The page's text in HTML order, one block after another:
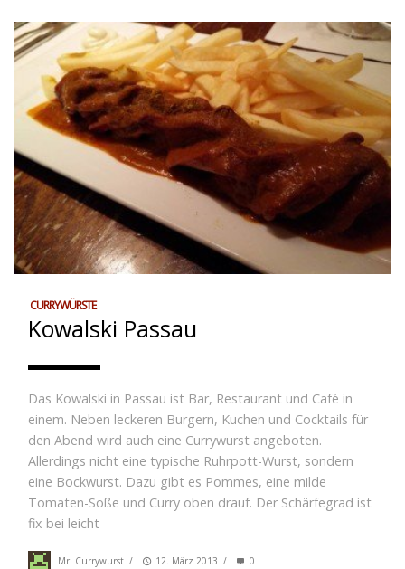
CURRYWÜRSTE
Kowalski Passau
Das Kowalski in Passau ist Bar, Restaurant und Café in
einem. Neben leckeren Burgern, Kuchen und Cocktails für
den Abend wird auch eine Currywurst angeboten.
Allerdings nicht eine typische Ruhrpott-Wurst, sondern
eine Bockwurst. Dazu gibt es Pommes, eine milde
Tomaten-Soße und Curry oben drauf. Der Schärfegrad ist
fix bei leicht
Mr. Currywurst / 12. März 2013 / 0